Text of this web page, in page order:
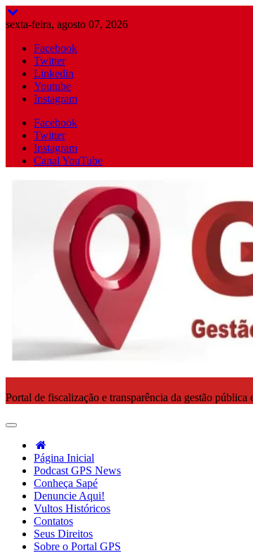
Skip
to
sexta-feira, agosto 07, 2026
Facebook
Twitter
Linkedin
Youtube
Instagram
Facebook
Twitter
Instagram
Canal YouTube
Portal de fiscalização e transparência da gestão
Página Inicial
Podcast GPS News
Conheça Sapé
Denuncie Aqui!
Vultos Históricos
Contatos
Seus Direitos
Sobre o Portal GPS